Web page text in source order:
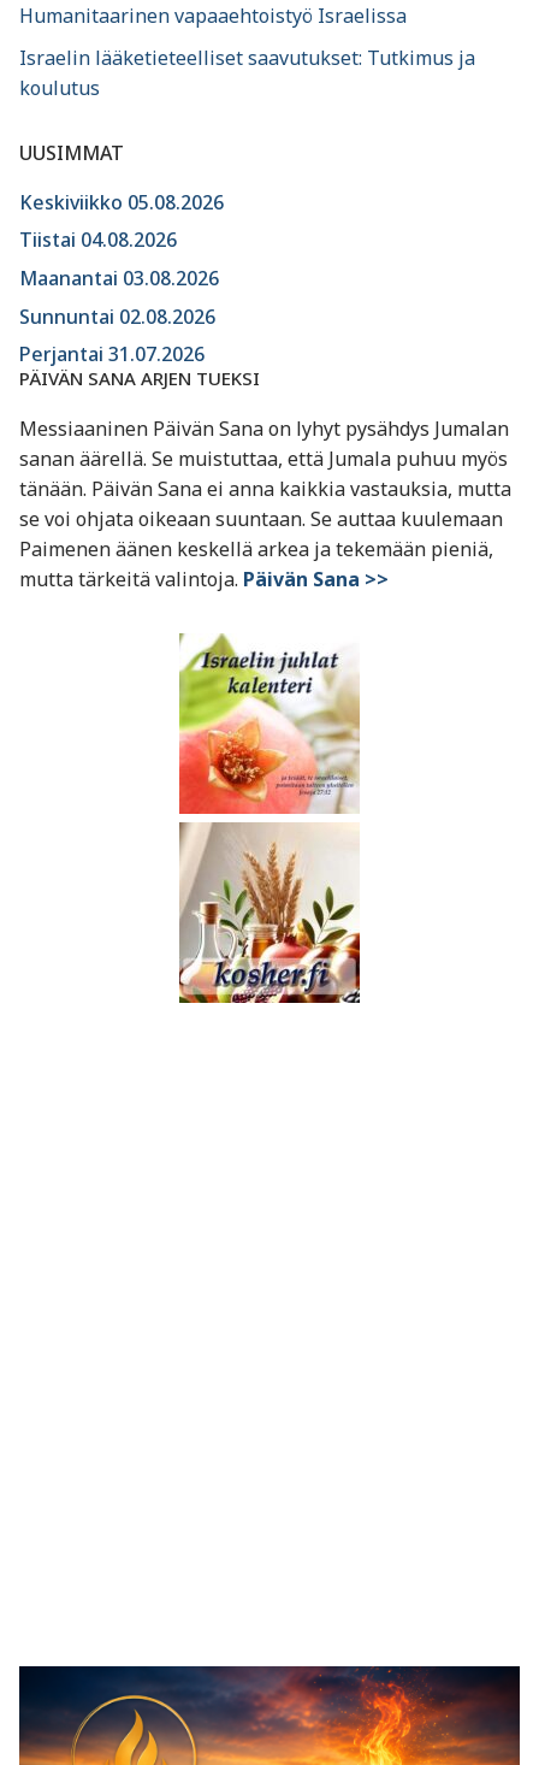
Humanitaarinen vapaaehtoistyö Israelissa
Israelin lääketieteelliset saavutukset: Tutkimus ja
koulutus
UUSIMMAT
Keskiviikko 05.08.2026
Tiistai 04.08.2026
Maanantai 03.08.2026
Sunnuntai 02.08.2026
Perjantai 31.07.2026
PÄIVÄN SANA ARJEN TUEKSI
Messiaaninen Päivän Sana on lyhyt pysähdys Jumalan
sanan äärellä. Se muistuttaa, että Jumala puhuu myös
tänään. Päivän Sana ei anna kaikkia vastauksia, mutta
se voi ohjata oikeaan suuntaan. Se auttaa kuulemaan
Paimenen äänen keskellä arkea ja tekemään pieniä,
mutta tärkeitä valintoja. Päivän Sana >>